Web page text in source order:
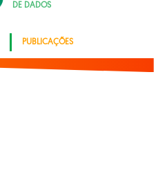
DE DADOS
PUBLICAÇÕES